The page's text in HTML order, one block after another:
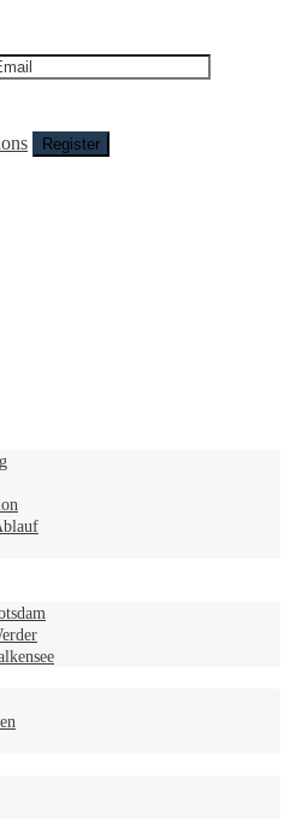
Register